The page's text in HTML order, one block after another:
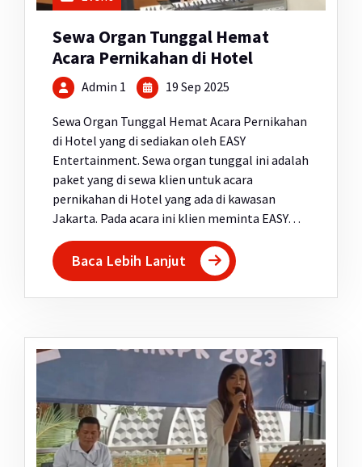
Sewa Organ Tunggal Hemat
Acara Pernikahan di Hotel
Admin 1 19 Sep 2025
Sewa Organ Tunggal Hemat Acara Pernikahan
di Hotel yang di sediakan oleh EASY
Entertainment. Sewa organ tunggal ini adalah
paket yang di sewa klien untuk acara
pernikahan di Hotel yang ada di kawasan
Jakarta. Pada acara ini klien meminta EASY…
Baca Lebih Lanjut